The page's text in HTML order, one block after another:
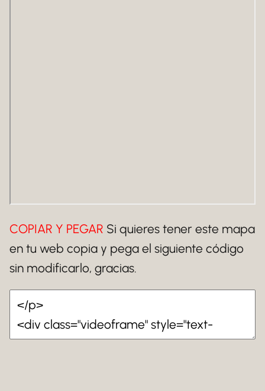
COPIAR Y PEGAR Si quieres tener este mapa
en tu web copia y pega el siguiente código
sin modificarlo, gracias.